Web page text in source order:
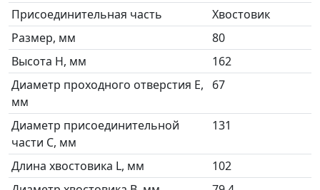
Присоединительная часть
Хвостовик
Размер, мм
80
Высота H, мм
162
Диаметр проходного отверстия E,
мм
67
Диаметр присоединительной
части C, мм
131
Длина хвостовика L, мм
102